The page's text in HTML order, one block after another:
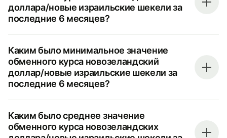
доллара/новые израильские шекели за
последние 6 месяцев?
Каким было минимальное значение
обменного курса новозеландский
доллар/новые израильские шекели за
последние 6 месяцев?
Каким было среднее значение
обменного курса новозеландских